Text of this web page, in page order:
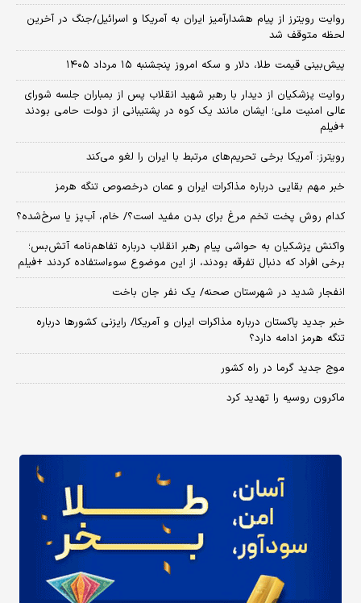
روایت رویترز از پیام هشدارآمیز ایران به آمریکا و اسرائیل/جنگ در آخرین
لحظه متوقف شد
پیش‌بینی قیمت طلا، دلار و سکه امروز پنجشنبه ۱۵ مرداد ۱۴۰۵
روایت پزشکیان از دیدار با رهبر شهید انقلاب پس از بمباران جلسه شورای
عالی امنیت ملی؛ ایشان مانند یک کوه در پشتیبانی از دولت حامی بودند
+فیلم
رویترز: آمریکا برخی تحریم‌های مرتبط با ایران را لغو می‌کند
خبر مهم بقایی درباره مذاکرات ایران و عمان درخصوص تنگه هرمز
کدام روش پخت تخم مرغ برای بدن مفید است؟/ خام، آب‌پز یا سرخ‌شده؟
واکنش پزشکیان به حواشی پیام رهبر انقلاب درباره تفاهم‌نامه آتش‌بس؛
برخی افراد که دنبال تفرقه بودند، از این موضوع سوءاستفاده کردند +فیلم
انفجار شدید در شهرستان صحنه/ یک نفر جان باخت
خبر جدید پاکستان درباره مذاکرات ایران و آمریکا/ رایزنی کشورها درباره
تنگه هرمز ادامه دارد؟
موج جدید گرما در راه کشور
ماکرون روسیه را تهدید کرد